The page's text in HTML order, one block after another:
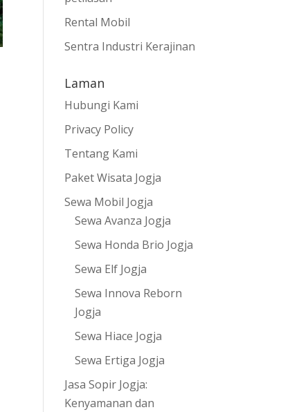
Rental Mobil
Sentra Industri Kerajinan
Laman
Hubungi Kami
Privacy Policy
Tentang Kami
Paket Wisata Jogja
Sewa Mobil Jogja
Sewa Avanza Jogja
Sewa Honda Brio Jogja
Sewa Elf Jogja
Sewa Innova Reborn
Jogja
Sewa Hiace Jogja
Sewa Ertiga Jogja
Jasa Sopir Jogja:
Kenyamanan dan